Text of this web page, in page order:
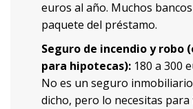
euros al año. Muchos
paquete del préstamo.
Seguro de incendio y robo
para hipotecas): 180 a 300
No es un seguro
dicho, pero lo necesitas